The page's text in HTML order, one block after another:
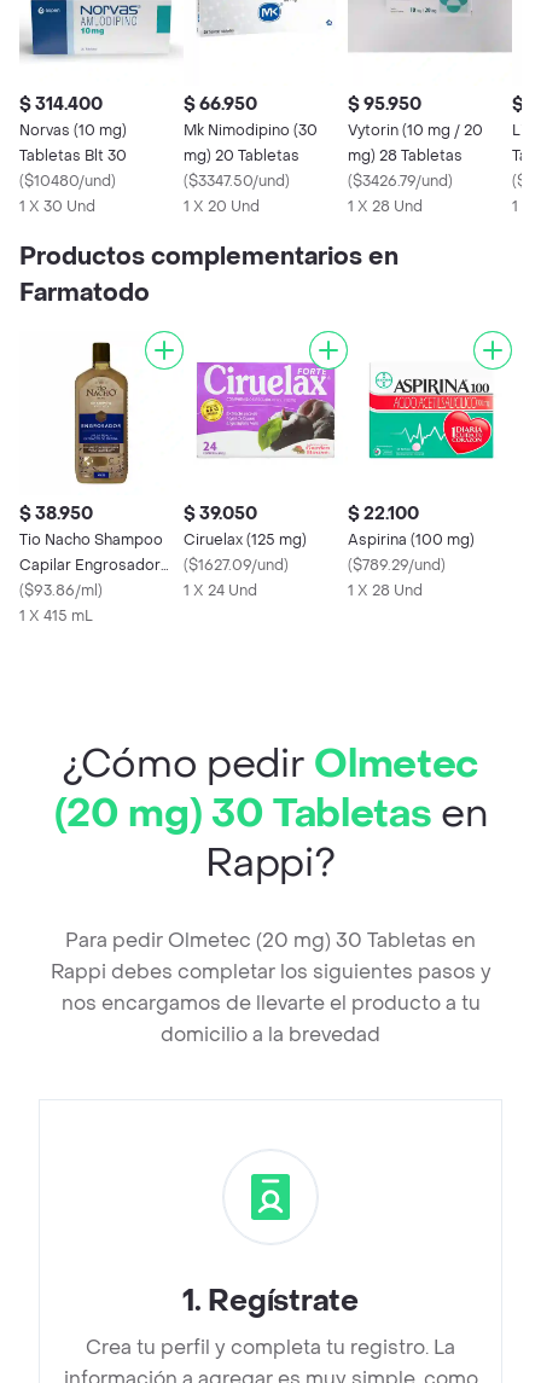
$ 314.400
Norvas (10 mg)
Tabletas Blt 30
($10480/und)
1 X 30 Und
$ 66.950
Mk Nimodipino (30
mg) 20 Tabletas
($3347.50/und)
1 X 20 Und
$ 95.950
Vytorin (10 mg / 20
mg) 28 Tabletas
($3426.79/und)
1 X 28 Und
$
(
1 X
Productos complementarios en
Farmatodo
$ 38.950
Tio Nacho Shampoo
Capilar Engrosador
415 Ml
($93.86/ml)
1 X 415 mL
$ 39.050
Ciruelax (125 mg)
($1627.09/und)
1 X 24 Und
$ 22.100
Aspirina (100 mg)
($789.29/und)
1 X 28 Und
¿Cómo pedir Olmetec
(20 mg) 30 Tabletas en
Rappi?
Para pedir Olmetec (20 mg) 30 Tabletas en
Rappi debes completar los siguientes pasos y
nos encargamos de llevarte el producto a tu
domicilio a la brevedad
1. Regístrate
Crea tu perfil y completa tu registro. La